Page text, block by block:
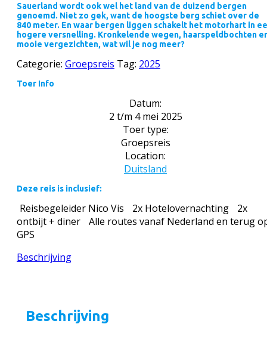
Sauerland wordt ook wel het land van de duizend bergen
genoemd. Niet zo gek, want de hoogste berg schiet over de
840 meter. En waar bergen liggen schakelt het motorhart in
hogere versnelling. Kronkelende wegen, haarspeldbochten
mooie vergezichten, wat wil je nog meer?
Categorie: Groepsreis Tag: 2025
Toer Info
Datum:
2 t/m 4 mei 2025
Toer type:
Groepsreis
Location:
Duitsland
Deze reis is inclusief:
Reisbegeleider Nico Vis 2x Hotelovernachting
2x
ontbijt + diner
Alle routes vanaf Nederland en terug
GPS
Beschrijving
Beschrijving